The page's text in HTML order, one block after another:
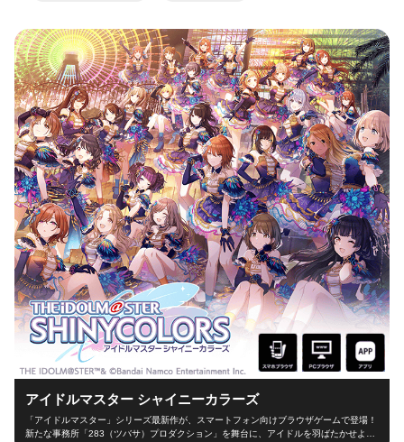
アイドルマスター シャイニーカラーズ
「アイドルマスター」シリーズ最新作が、スマートフォン向けブラウザゲームで登場！
新たな事務所「283（ツバサ）プロダクション」を舞台に、アイドルを羽ばたかせよ